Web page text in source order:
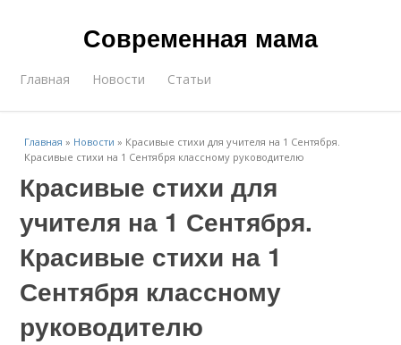
Современная мама
Главная Новости Статьи
Главная » Новости » Красивые стихи для учителя на 1 Сентября.
Красивые стихи на 1 Сентября классному руководителю
Красивые стихи для
учителя на 1 Сентября.
Красивые стихи на 1
Сентября классному
руководителю